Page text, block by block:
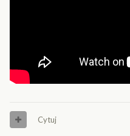
Cytuj